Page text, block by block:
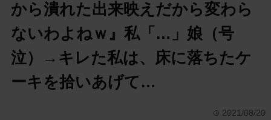
から潰れた出来映えだから変わら
ないわよねｗ』私「…」娘（号
泣）→キレた私は、床に落ちたケ
ーキを拾いあげて…
time 2021/08/20